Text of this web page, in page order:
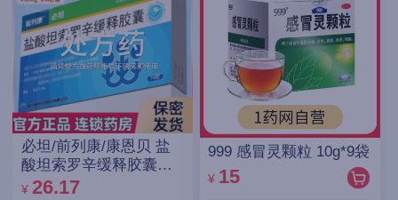
必坦/前列康/康恩贝 盐
酸坦索罗辛缓释胶囊
0.2mg*14粒/盒
¥ 26.17
999 感冒灵颗粒 10g*9袋
¥ 15